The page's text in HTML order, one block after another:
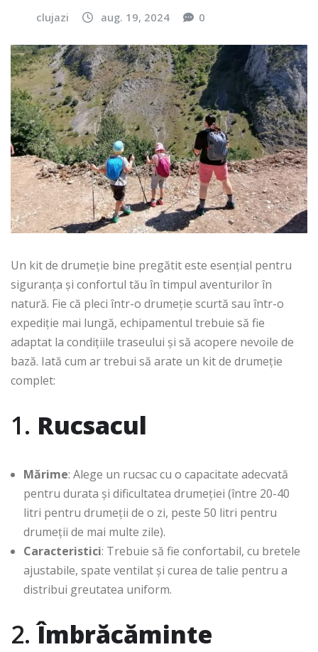
clujazi aug. 19, 2024 0
Un kit de drumeție bine pregătit este esențial pentru
siguranța și confortul tău în timpul aventurilor în
natură. Fie că pleci într-o drumeție scurtă sau într-o
expediție mai lungă, echipamentul trebuie să fie
adaptat la condițiile traseului și să acopere nevoile de
bază. Iată cum ar trebui să arate un kit de drumeție
complet:
1. Rucsacul
Mărime: Alege un rucsac cu o capacitate adecvată
pentru durata și dificultatea drumeției (între 20-40
litri pentru drumeții de o zi, peste 50 litri pentru
drumeții de mai multe zile).
Caracteristici: Trebuie să fie confortabil, cu bretele
ajustabile, spate ventilat și curea de talie pentru a
distribui greutatea uniform.
2.Îmbrăcăminte